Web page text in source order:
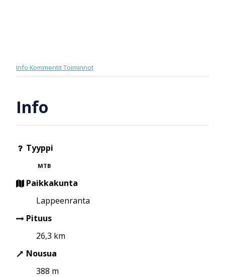
Info KommentitToiminnot
Info
Tyyppi
MTB
Paikkakunta
Lappeenranta
Pituus
26,3 km
Nousua
388 m